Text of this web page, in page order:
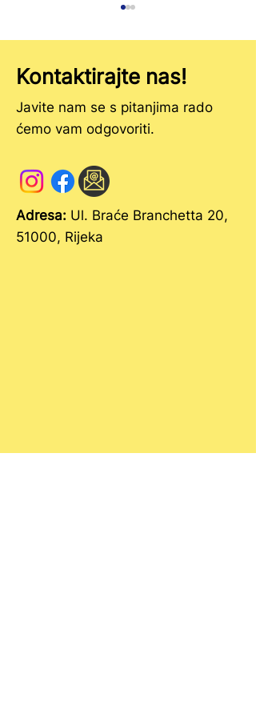
OTKAZANO- Poziv na
Korzu
Kontaktirajte nas!
Javite nam se s pitanjima rado
ćemo vam odgovoriti.
Adresa: Ul. Braće Branchetta 20,
51000, Rijeka